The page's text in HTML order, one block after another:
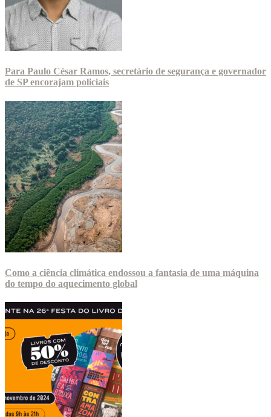
Para Paulo César Ramos, secretário de segurança e governador
de SP encorajam policiais
Como a ciência climática endossou a fantasia de uma máquina
do tempo do aquecimento global